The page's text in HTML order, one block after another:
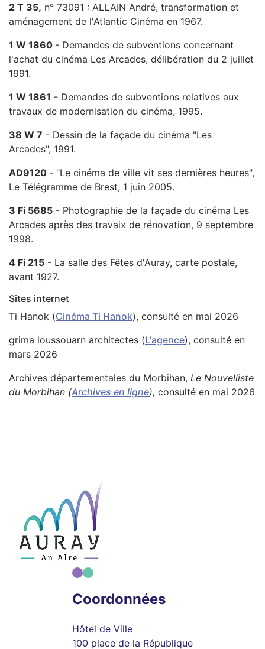
2 T 35, n° 73091 : ALLAIN André, transformation et
aménagement de l'Atlantic Cinéma en 1967.
1 W 1860 - Demandes de subventions concernant
l'achat du cinéma Les Arcades, délibération du 2 juillet
1991.
1 W 1861 - Demandes de subventions relatives aux
travaux de modernisation du cinéma, 1995.
38 W 7 - Dessin de la façade du cinéma "Les
Arcades", 1991.
AD9120 - "Le cinéma de ville vit ses dernières heures",
Le Télégramme de Brest, 1 juin 2005.
3 Fi 5685 - Photographie de la façade du cinéma Les
Arcades après des travaix de rénovation, 9 septembre
1998.
4 Fi 215 - La salle des Fêtes d'Auray, carte postale,
avant 1927.
Sites internet
Ti Hanok (Cinéma Ti Hanok), consulté en mai 2026
grima loussouarn architectes (L'agence), consulté en
mars 2026
Archives départementales du Morbihan, Le Nouvelliste
du Morbihan (Archives en ligne), consulté en mai 2026
Coordonnées
Hôtel de Ville
100 place de la République